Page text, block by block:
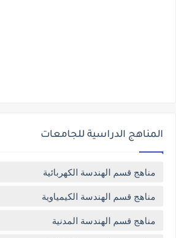
المناهج الدراسية للجامعات
مناهج قسم الهندسة الكهربائية
مناهج قسم الهندسة الكيمياوية
مناهج قسم الهندسة المدنية